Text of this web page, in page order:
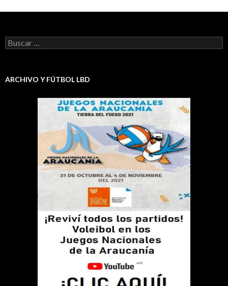
Buscar:
ARCHIVO Y FÚTBOL LBD